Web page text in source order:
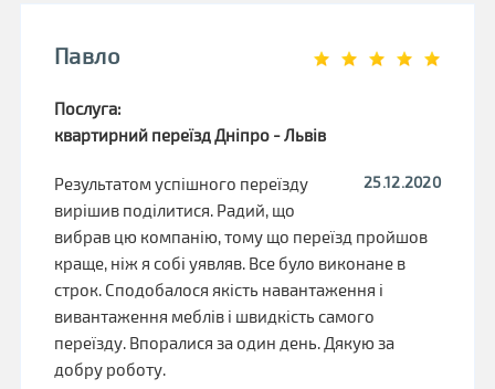
Павло
Послуга:
квартирний переїзд Дніпро - Львів
25.12.2020
Результатом успішного переїзду
вирішив поділитися. Радий, що
вибрав цю компанію, тому що переїзд пройшов
краще, ніж я собі уявляв. Все було виконане в
строк. Сподобалося якість навантаження і
вивантаження меблів і швидкість самого
переїзду. Впоралися за один день. Дякую за
добру роботу.